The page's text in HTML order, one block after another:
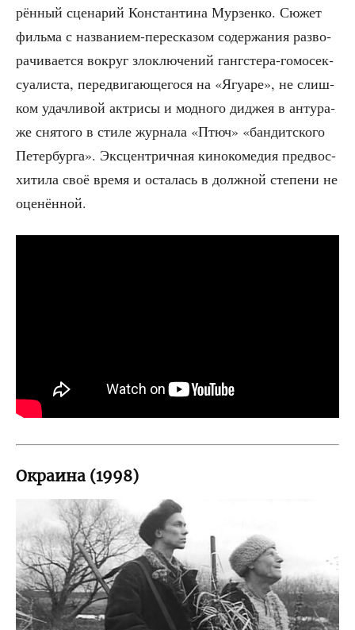
рён­ный сце­на­рий Кон­стан­ти­на Мур­зен­ко. Сюжет
филь­ма с назва­ни­ем-пере­ска­зом содер­жа­ния раз­во­
ра­чи­ва­ет­ся вокруг зло­клю­че­ний ганг­сте­ра-гомо­сек­
су­а­ли­ста, пере­дви­га­ю­ще­го­ся на «Ягу­а­ре», не слиш­
ком удач­ли­вой актри­сы и мод­но­го диджея в анту­ра­
же сня­то­го в сти­ле жур­на­ла «Птюч» «бан­дит­ско­го
Петер­бур­га». Экс­цен­трич­ная кино­ко­ме­дия пред­вос­
хи­ти­ла своё вре­мя и оста­лась в долж­ной сте­пе­ни не
оценённой.
Окраина (1998)